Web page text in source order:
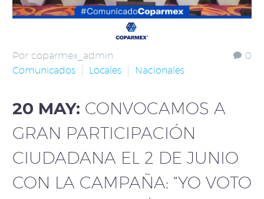
0
Por coparmex_admin
Comunicados
Locales Nacionales
20 MAY: CONVOCAMOS A
GRAN PARTICIPACIÓN
CIUDADANA EL 2 DE JUNIO
CON LA CAMPAÑA: “YO VOTO